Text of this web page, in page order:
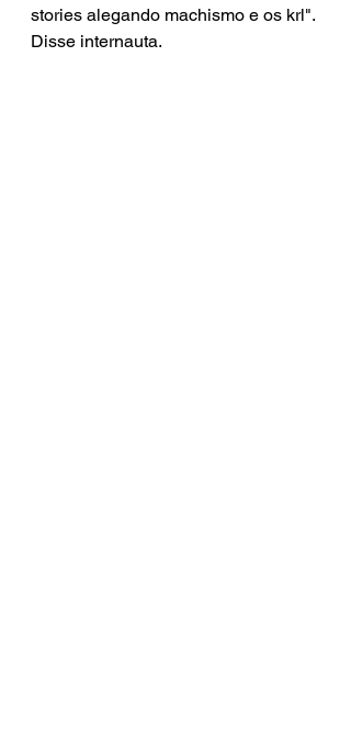
stories alegando machismo e os krl".
Disse internauta.